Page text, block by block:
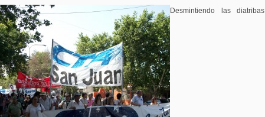
Desmintiendo las diatribas